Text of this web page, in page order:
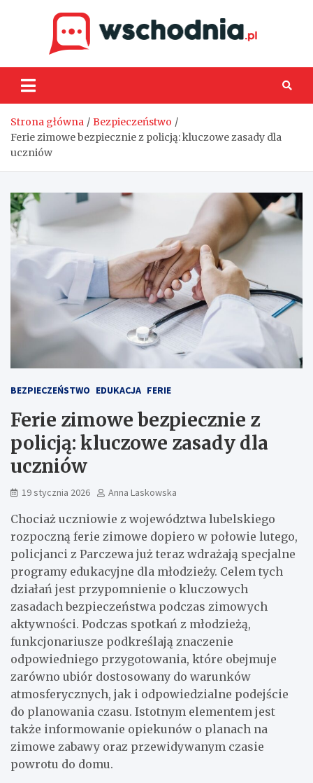
Strona główna
Bezpieczeństwo
Ferie zimowe bezpiecznie z policją: kluczowe zasady dla
uczniów
BEZPIECZEŃSTWO EDUKACJA FERIE
Ferie zimowe bezpiecznie z
policją: kluczowe zasady dla
uczniów
19 stycznia 2026 Anna Laskowska
Chociaż uczniowie z województwa lubelskiego
rozpoczną ferie zimowe dopiero w połowie lutego,
policjanci z Parczewa już teraz wdrażają specjalne
programy edukacyjne dla młodzieży. Celem tych
działań jest przypomnienie o kluczowych
zasadach bezpieczeństwa podczas zimowych
aktywności. Podczas spotkań z młodzieżą,
funkcjonariusze podkreślają znaczenie
odpowiedniego przygotowania, które obejmuje
zarówno ubiór dostosowany do warunków
atmosferycznych, jak i odpowiedzialne podejście
do planowania czasu. Istotnym elementem jest
także informowanie opiekunów o planach na
zimowe zabawy oraz przewidywanym czasie
powrotu do domu.